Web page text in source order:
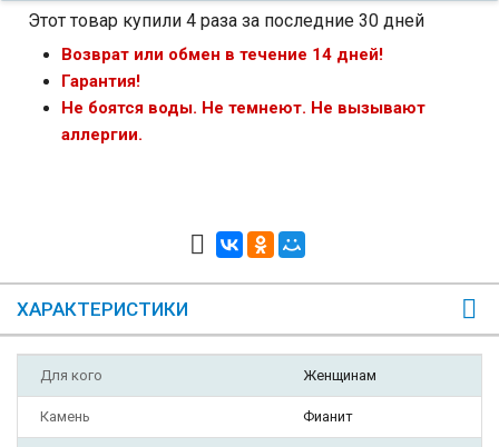
Этот товар купили 4 раза за последние 30 дней
Возврат или обмен в течение 14 дней!
Гарантия!
Не боятся воды. Не темнеют. Не вызывают
аллергии.
ХАРАКТЕРИСТИКИ
Для кого Женщинам
Камень Фианит